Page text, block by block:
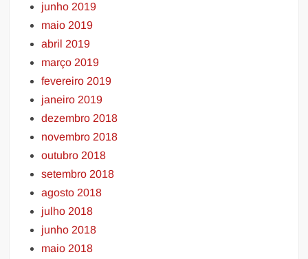
junho 2019
maio 2019
abril 2019
março 2019
fevereiro 2019
janeiro 2019
dezembro 2018
novembro 2018
outubro 2018
setembro 2018
agosto 2018
julho 2018
junho 2018
maio 2018